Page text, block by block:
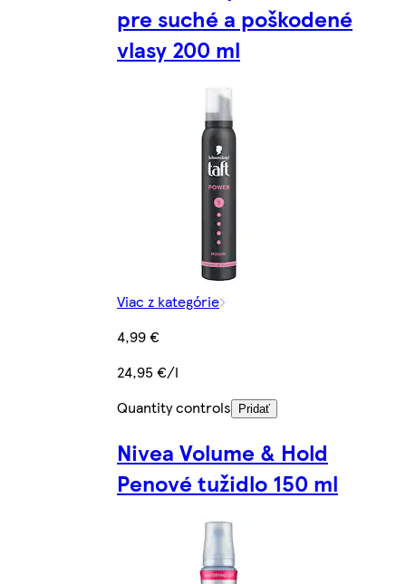
pre suché a poškodené
vlasy 200 ml
Viac z kategórie
4,99 €
24,95 €/l
Quantity controls
Pridať
Nivea Volume & Hold
Penové tužidlo 150 ml